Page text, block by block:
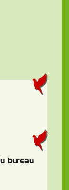
bureau